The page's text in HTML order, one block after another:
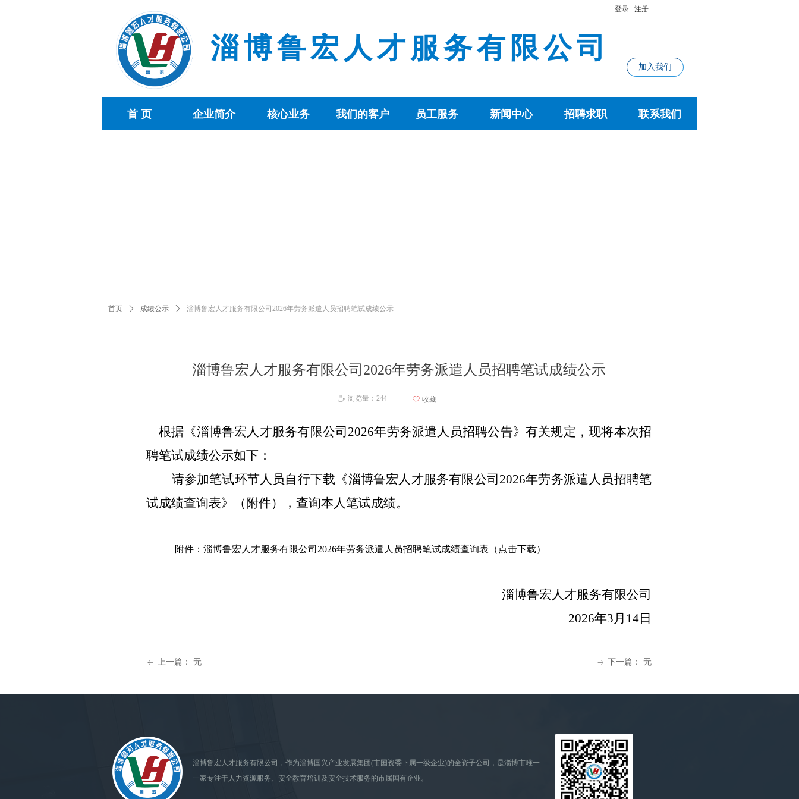
首 页 企业简介 核心业务 我们的客户 员工服务 新闻中心 招聘求职 联系我们
加入我们
淄博鲁宏人才服务有限公司
登录 注册
淄博鲁宏人才服务有限公司2026年劳务派遣人员招聘笔试成绩公示
首页 ꄲ 成绩公示 ꄲ 淄博鲁宏人才服务有限公司2026年劳务派遣人员招聘笔试成绩公示
根据《淄博鲁宏人才服务有限公司2026年劳务派遣人员招聘公告》有关规定，现将本次招
聘笔试成绩公示如下：
请参加笔试环节人员自行下载《淄博鲁宏人才服务有限公司2026年劳务派遣人员招聘笔
试成绩查询表》（附件），查询本人笔试成绩。
附件： 淄博鲁宏人才服务有限公司2026年劳务派遣人员招聘笔试成绩查询表（点击下载）
淄博鲁宏人才服务有限公司
2026年3月14日
ꄘ 浏览量： 244 ꄀ 收藏
ꂃ 上一篇： 无 ꁹ 下一篇： 无
淄博鲁宏人才服务有限公司，作为淄博国兴产业发展集团(市国资委下属一级企业)的全资子公司，是淄博市唯一
一家专注于人力资源服务、安全教育培训及安全技术服务的市属国有企业。